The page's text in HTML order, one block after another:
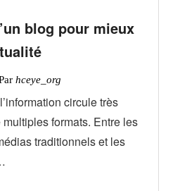
blog pour mieux
hceye_org
circule très
formats. Entre les
traditionnels et les